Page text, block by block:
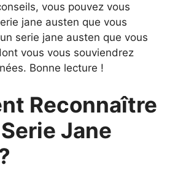
vous pouvez vous
jane austen que vous
serie jane austen que vous
vous vous souviendrez
Bonne lecture !
Reconnaître
Jane